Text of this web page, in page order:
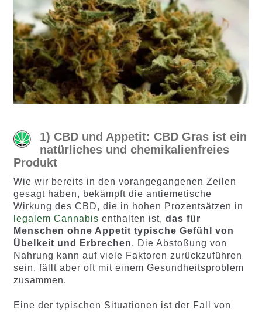
1) CBD und Appetit: CBD Gras ist ein
natürliches und chemikalienfreies
Produkt
Wie wir bereits in den vorangegangenen Zeilen
gesagt haben, bekämpft die antiemetische
Wirkung des CBD, die in hohen Prozentsätzen in
legalem Cannabis enthalten ist, das für
Menschen ohne Appetit typische Gefühl von
Übelkeit und Erbrechen. Die Abstoßung von
Nahrung kann auf viele Faktoren zurückzuführen
sein, fällt aber oft mit einem Gesundheitsproblem
zusammen.
Eine der typischen Situationen ist der Fall von